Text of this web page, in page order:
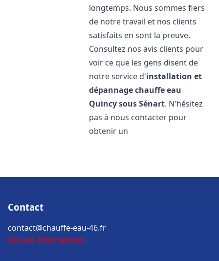
longtemps. Nous sommes fiers
de notre travail et nos clients
satisfaits en sont la preuve.
Consultez nos avis clients pour
voir ce que les gens disent de
notre service d'installation et
dépannage chauffe eau
Quincy sous Sénart. N'hésitez
pas à nous contacter pour
obtenir un
Contact
contact@chauffe-eau-46.fr
Accueil Informations